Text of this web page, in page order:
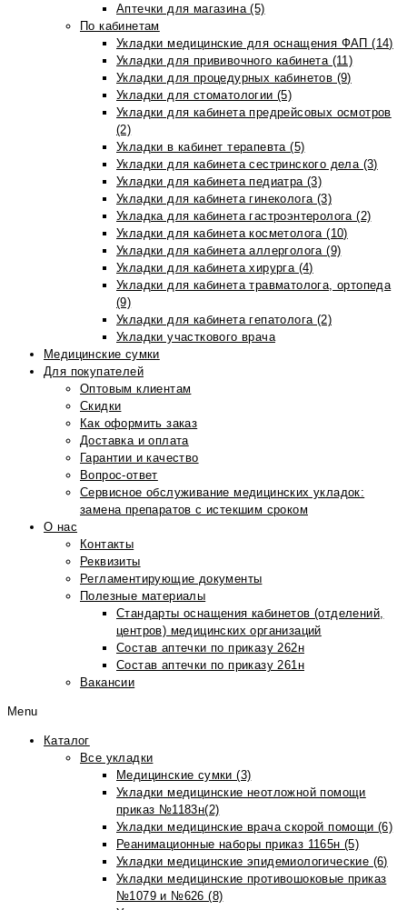
Аптечки для магазина (5)
По кабинетам
Укладки медицинские для оснащения ФАП (14)
Укладки для прививочного кабинета (11)
Укладки для процедурных кабинетов (9)
Укладки для стоматологии (5)
Укладки для кабинета предрейсовых осмотров
(2)
Укладки в кабинет терапевта (5)
Укладки для кабинета сестринского дела (3)
Укладки для кабинета педиатра (3)
Укладки для кабинета гинеколога (3)
Укладка для кабинета гастроэнтеролога (2)
Укладки для кабинета косметолога (10)
Укладки для кабинета аллерголога (9)
Укладки для кабинета хирурга (4)
Укладки для кабинета травматолога, ортопеда
(9)
Укладки для кабинета гепатолога (2)
Укладки участкового врача
Медицинские сумки
Для покупателей
Оптовым клиентам
Скидки
Как оформить заказ
Доставка и оплата
Гарантии и качество
Вопрос-ответ
Сервисное обслуживание медицинских укладок:
замена препаратов с истекшим сроком
О нас
Контакты
Реквизиты
Регламентирующие документы
Полезные материалы
Стандарты оснащения кабинетов (отделений,
центров) медицинских организаций
Состав аптечки по приказу 262н
Состав аптечки по приказу 261н
Вакансии
Menu
Каталог
Все укладки
Медицинские сумки (3)
Укладки медицинские неотложной помощи
приказ №1183н(2)
Укладки медицинские врача скорой помощи (6)
Реанимационные наборы приказ 1165н (5)
Укладки медицинские эпидемиологические (6)
Укладки медицинские противошоковые приказ
№1079 и №626 (8)